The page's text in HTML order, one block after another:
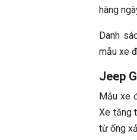
hàng
Danh
mẫu xe
Jeep
Mẫu xe
Xe tăng
từ ống